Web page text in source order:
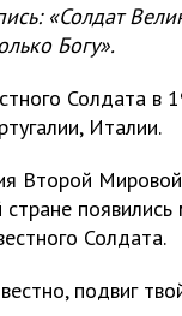
«Солдат
Богу».
Солдата в
Италии.
Второй
Солдата.
подвиг